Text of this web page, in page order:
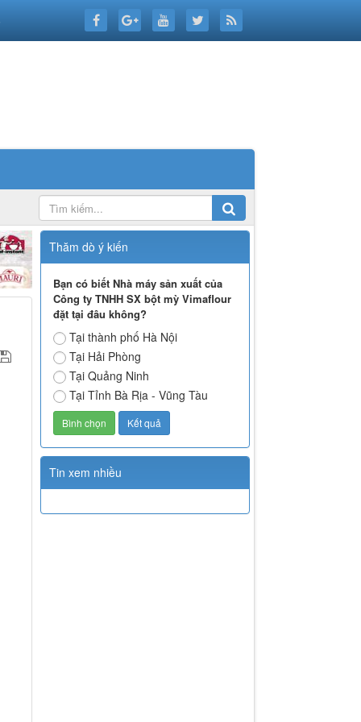
Thăm dò ý kiến
Bạn có biết Nhà máy sản xuất của
Công ty TNHH SX bột mỳ Vimaflour
đặt tại đâu không?
Tại thành phố Hà Nội
Tại Hải Phòng
Tại Quảng Ninh
Tại Tỉnh Bà Rịa - Vũng Tàu
Tin xem nhiều